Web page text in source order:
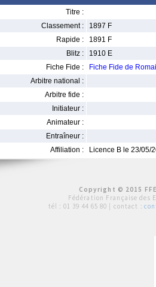
Titre :
Classement :
1897 F
Rapide :
1891 F
Blitz :
1910 E
Fiche Fide :
Fiche Fide de
Arbitre national :
Arbitre fide :
Initiateur :
Animateur :
Entraîneur :
Affiliation :
Licence B le 23/05/
Copyright © 2015
Fédération Française des
tél : 01 39 44 65 80 | contact :